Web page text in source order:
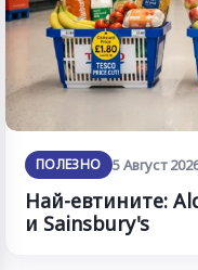
ПОЛЕЗНО 5 Август
Най-евтините:
и Sainsbury's